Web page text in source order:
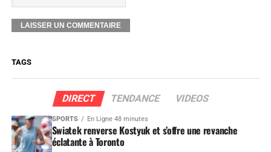
TAGS
DIRECT TENDANCE VIDEOS
SPORTS En Ligne 48 minutes
Swiatek renverse Kostyuk et s’offre une revanche
éclatante à Toronto